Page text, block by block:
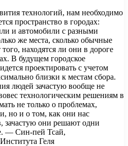
технологий, нам необходимо
пространство в городах:
и автомобили с разными
же места, сколько обычные
находятся ли они в дороге
В будущем городское
проектировать с учетом
близки к местам сбора.
людей зачастую вообще не
технологическим решениям в
не только о проблемах,
но и о том, как они нас
зачастую они решают одни
— Син-пей Тсай,
Геля